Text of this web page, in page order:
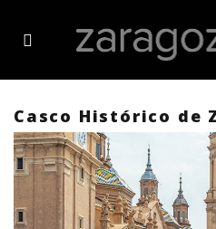
Casco Histórico de